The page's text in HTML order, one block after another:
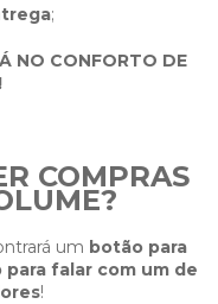
;
NO CONFORTO DE
COMPRAS
um botão para
falar com um de
!